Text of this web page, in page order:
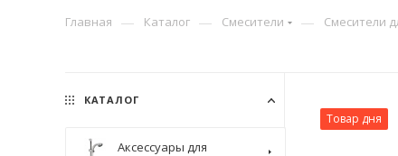
Главная — Каталог — Смесители — Смесители
Товар дня
КАТАЛОГ
Аксессуары для